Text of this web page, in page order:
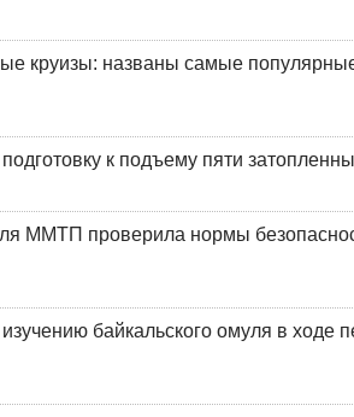
круизы: названы самые
к подъему пяти
ММТП проверила нормы
байкальского омуля в ходе